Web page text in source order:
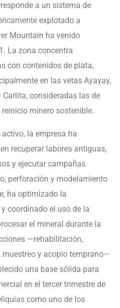
a un sistema de
explotado a
Mountain ha venido
La zona concentra
con contenidos de plata,
en las vetas Ayayay,
consideradas las de
minero sostenible.
la empresa ha
recuperar labores antiguas,
y ejecutar campañas
perforación y modelamiento
ha optimizado la
coordinado el uso de la
el mineral durante la
—rehabilitación,
muestreo y acopio temprano—
una base sólida para
en el tercer trimestre de
como uno de los